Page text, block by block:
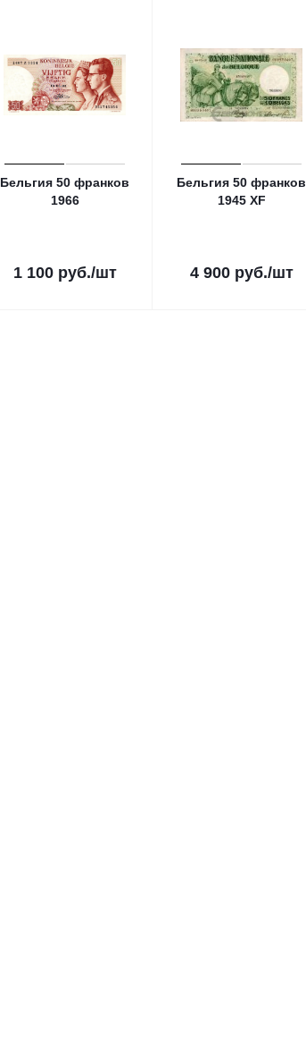
Бельгия 50 франков
1966
1 100руб./шт
Бельгия 50 франков
1945 XF
4 900руб./шт